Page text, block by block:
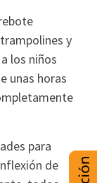
y
los niños
unas horas
para
de